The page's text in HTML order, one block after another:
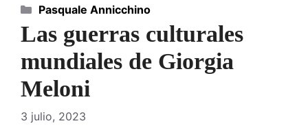
Las guerras culturales
mundiales de Giorgia
Meloni
3 julio, 2023
Categorías
Pasquale Annicchino